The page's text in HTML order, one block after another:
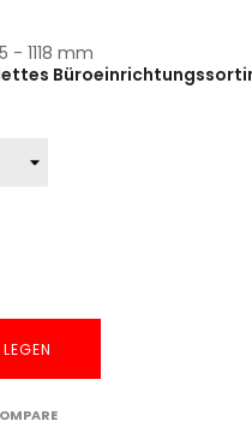
- 1118 mm